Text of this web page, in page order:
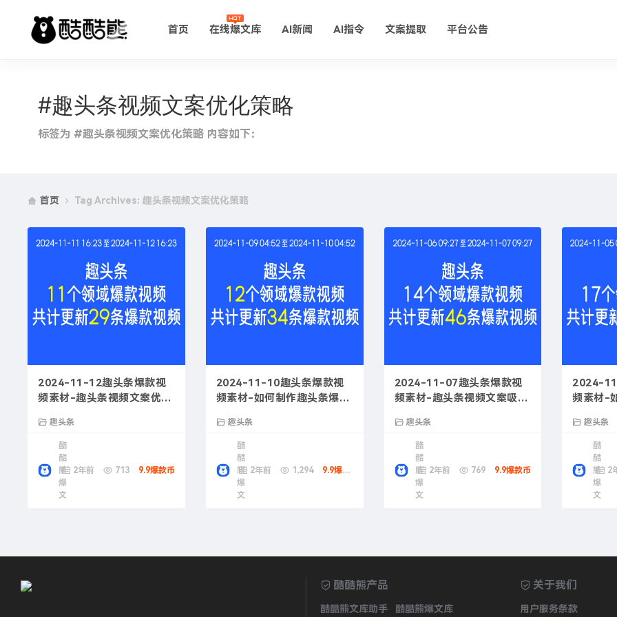
首页 在线爆文库 AI新闻 AI指令 文案提取 平台公告
#趣头条视频文案优化策略
标签为 #趣头条视频文案优化策略 内容如下：
首页 Tag Archives: 趣头条视频文案优化策略
2024-11-12趣头条爆款视
频素材-趣头条视频文案优化
趣头条
酷
酷
熊
爆
文
2年前 713 9.9爆款币
2024-11-10趣头条爆款视
频素材-如何制作趣头条爆款
趣头条
酷
酷
熊
爆
文
2年前 1,294 9.9爆款币
2024-11-07趣头条爆款视
频素材-趣头条视频文案吸引
趣头条
酷
酷
熊
爆
文
2年前 769 9.9爆款币
2024-
频素材-
趣头条
酷
酷
熊
爆
文
2
酷酷熊产品
酷酷熊文库助手 酷酷熊爆文库
关于我们
用户服务条款